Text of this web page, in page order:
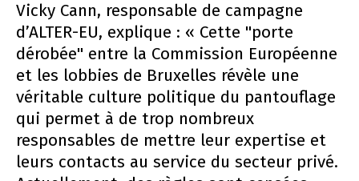
Vicky Cann, responsable de campagne
d’ALTER-EU, explique : « Cette "porte
dérobée" entre la Commission Européenne
et les lobbies de Bruxelles révèle une
véritable culture politique du pantouflage
qui permet à de trop nombreux
responsables de mettre leur expertise et
leurs contacts au service du secteur privé.